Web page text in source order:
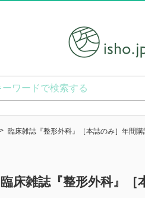
臨床雑誌『整形外科』［本誌のみ］年間購
臨床雑誌『整形外科』［